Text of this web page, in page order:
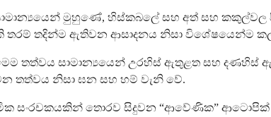
මුහුණේ, හිස්කබලේ සහ අත් සහ
තරම් තදින්ම ඇතිවන ආසාදනය නිසා විශේෂයෙන්ම
තත්වය සාමාන්‍යයෙන් උරහිස් ඇතුළත සහ දණහිස්
තත්වය නිසා ඝන සහ හම් වැනි වේ.
සංරචකයකින් තොරව සිදුවන “ආවේණික” ආටොපික්